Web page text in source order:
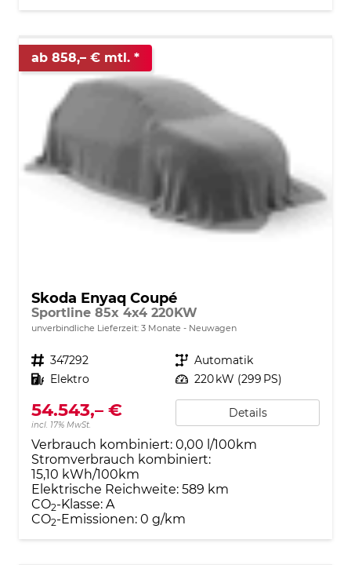
ab 858,– € mtl.
Skoda Enyaq Coupé
Sportline 85x 4x4 220KW
unverbindliche Lieferzeit: 3 Monate Neuwagen
Fahrzeugnr. 347292 Getriebe Automatik
Kraftstoff Elektro Leistung 220 kW (299 PS)
54.543,– €
incl. 17% MwSt.
Details
Verbrauch kombiniert: 0,00 l/100km
Stromverbrauch kombiniert:
15,10 kWh/100km
Elektrische Reichweite: 589 km
CO2-Klasse: A
CO2-Emissionen: 0 g/km